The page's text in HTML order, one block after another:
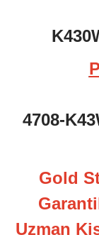
4708-
Gold
Uzman